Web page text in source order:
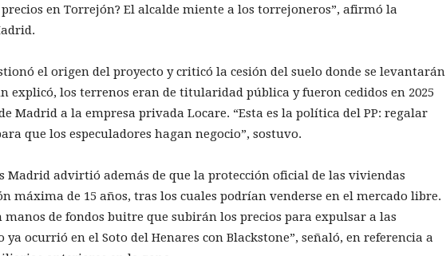
precios en Torrejón? El alcalde miente a los torrejoneros”, afirmó la
el origen del proyecto y criticó la cesión del suelo donde se levantarán
explicó, los terrenos eran de titularidad pública y fueron cedidos en 2025
Madrid a la empresa privada Locare. “Esta es la política del PP: regalar
que los especuladores hagan negocio”, sostuvo.
Madrid advirtió además de que la protección oficial de las viviendas
máxima de 15 años, tras los cuales podrían venderse en el mercado libre.
manos de fondos buitre que subirán los precios para expulsar a las
ocurrió en el Soto del Henares con Blackstone”, señaló, en referencia a